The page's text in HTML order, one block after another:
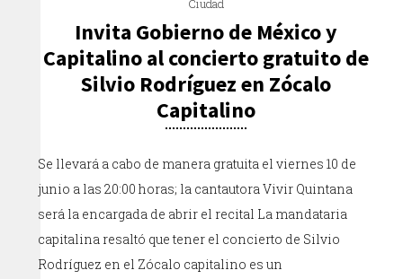
Ciudad
Invita Gobierno de México y
Capitalino al concierto gratuito de
Silvio Rodríguez en Zócalo
Capitalino
Se llevará a cabo de manera gratuita el viernes 10 de
junio a las 20:00 horas; la cantautora Vivir Quintana
será la encargada de abrir el recital La mandataria
capitalina resaltó que tener el concierto de Silvio
Rodríguez en el Zócalo capitalino es un